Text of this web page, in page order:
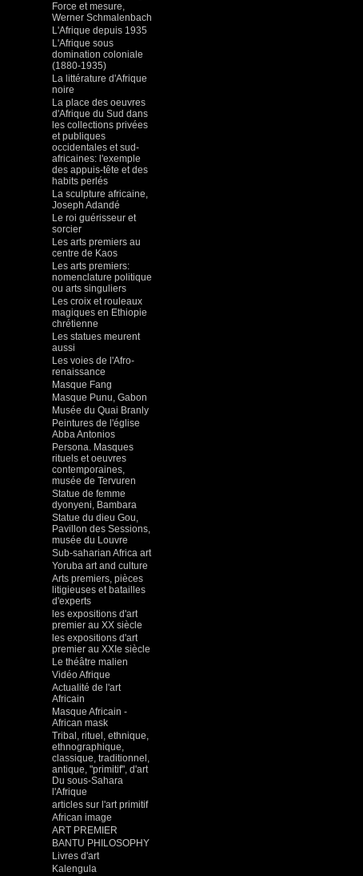
Force et mesure,
Werner Schmalenbach
L'Afrique depuis 1935
L'Afrique sous
domination coloniale
(1880-1935)
La littérature d'Afrique
noire
La place des oeuvres
d'Afrique du Sud dans
les collections privées
et publiques
occidentales et sud-
africaines: l'exemple
des appuis-tête et des
habits perlés
La sculpture africaine,
Joseph Adandé
Le roi guérisseur et
sorcier
Les arts premiers au
centre de Kaos
Les arts premiers:
nomenclature politique
ou arts singuliers
Les croix et rouleaux
magiques en Ethiopie
chrétienne
Les statues meurent
aussi
Les voies de l'Afro-
renaissance
Masque Fang
Masque Punu, Gabon
Musée du Quai Branly
Peintures de l'église
Abba Antonios
Persona. Masques
rituels et oeuvres
contemporaines,
musée de Tervuren
Statue de femme
dyonyeni, Bambara
Statue du dieu Gou,
Pavillon des Sessions,
musée du Louvre
Sub-saharian Africa art
Yoruba art and culture
Arts premiers, pièces
litigieuses et batailles
d'experts
les expositions d'art
premier au XX siècle
les expositions d'art
premier au XXIe siècle
Le théâtre malien
Vidéo Afrique
Actualité de l'art
Africain
Masque Africain -
African mask
Tribal, rituel, ethnique,
ethnographique,
classique, traditionnel,
antique, "primitif", d'art
Du sous-Sahara
l'Afrique
articles sur l'art primitif
African image
ART PREMIER
BANTU PHILOSOPHY
Livres d'art
Kalengula